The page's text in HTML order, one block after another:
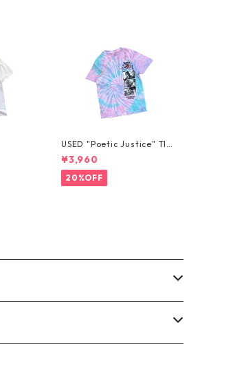
USED "Poetic Justice" TIE
-DYE TEE
¥3,960
20%OFF